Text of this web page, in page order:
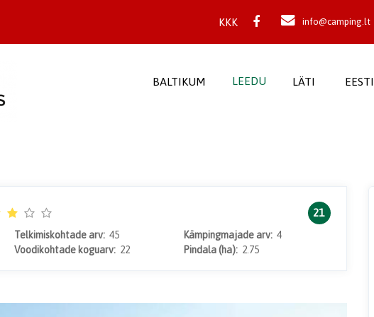
KKK info@camping.lt
BALTIKUM LEEDU LÄTI EESTI
21
Telkimiskohtade arv:45 Kämpingmajade arv: 4
Voodikohtade koguarv: 22 Pindala (ha): 2.75